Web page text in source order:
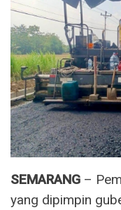
SEMARANG –
yang dipimpin